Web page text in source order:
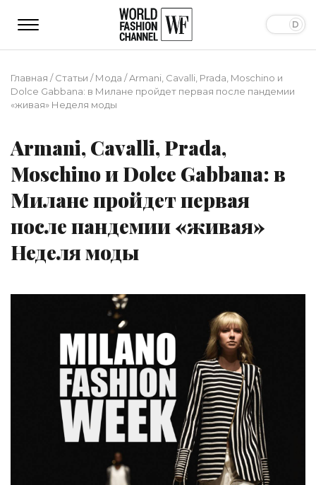
Главная /Статьи /Мода /Armani, Cavalli, Prada, Moschino и
Dolce Gabbana: в Милане пройдет первая после пандемии
«живая» Неделя моды
Armani, Cavalli, Prada,
Moschino и Dolce Gabbana: в
Милане пройдет первая
после пандемии «живая»
Неделя моды